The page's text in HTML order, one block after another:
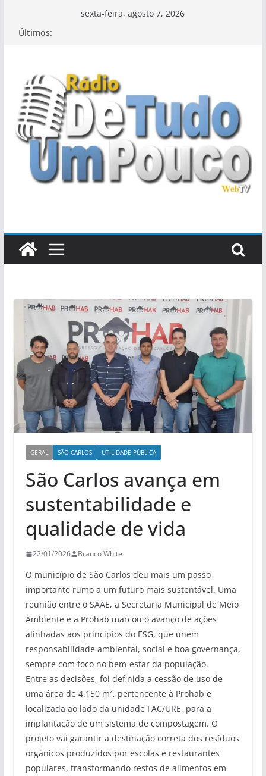
sexta-feira, agosto 7, 2026
Últimos:
GERAL SÃO CARLOS UTILIDADE PÚBLICA
São Carlos avança em
sustentabilidade e
qualidade de vida
22/01/2026 Branco White
O município de São Carlos deu mais um passo
importante rumo a um futuro mais sustentável. Uma
reunião entre o SAAE, a Secretaria Municipal de Meio
Ambiente e a Prohab marcou o avanço de ações
alinhadas aos princípios do ESG, que unem
responsabilidade ambiental, social e boa governança,
sempre com foco no bem-estar da população.
Entre as decisões, foi definida a cessão de uso de
uma área de 4.150 m², pertencente à Prohab e
localizada ao lado da unidade FAC/URE, para a
implantação de um sistema de compostagem. O
projeto vai garantir a destinação correta dos resíduos
orgânicos produzidos por escolas e restaurantes
populares, transformando restos de alimentos em